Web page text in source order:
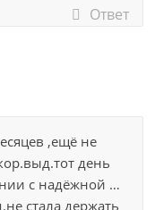
Ответ
,ещё не
день
с надёжной …
стала держать